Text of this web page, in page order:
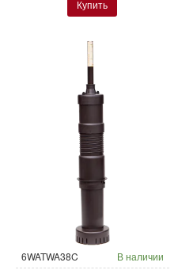
Купить
6WATWA38C В наличии